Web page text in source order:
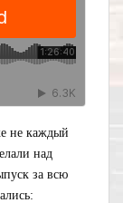
не каждый
над
за всю